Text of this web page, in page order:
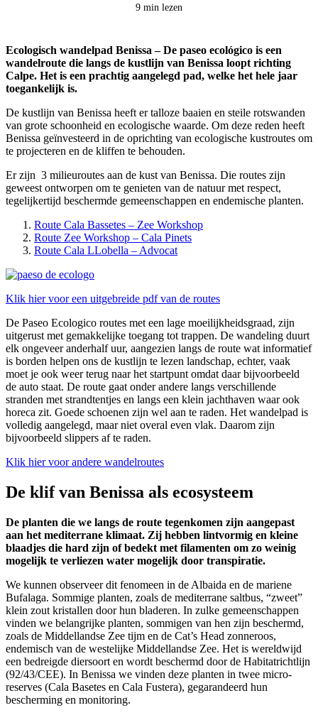
9 min lezen
Ecologisch wandelpad Benissa –De paseo ecológico is een
wandelroute die langs de kustlijn van Benissa loopt richting
Calpe. Het is een prachtig aangelegd pad, welke het hele jaar
toegankelijk is.
De kustlijn van Benissa heeft er talloze baaien en steile rotswanden
van grote schoonheid en ecologische waarde. Om deze reden heeft
Benissa geïnvesteerd in de oprichting van ecologische kustroutes om
te projecteren en de kliffen te behouden.
Er zijn 3 milieuroutes aan de kust van Benissa. Die routes zijn
geweest ontworpen om te genieten van de natuur met respect,
tegelijkertijd beschermde gemeenschappen en endemische planten.
Route Cala Bassetes – Zee Workshop
Route Zee Workshop – Cala Pinets
Route Cala LLobella – Advocat
Klik hier voor een uitgebreide pdf van de routes
De Paseo Ecologico routes met een lage moeilijkheidsgraad, zijn
uitgerust met gemakkelijke toegang tot trappen. De wandeling duurt
elk ongeveer anderhalf uur, aangezien langs de route wat informatief
is borden helpen ons de kustlijn te lezen landschap, echter, vaak
moet je ook weer terug naar het startpunt omdat daar bijvoorbeeld
de auto staat. De route gaat onder andere langs verschillende
stranden met strandtentjes en langs een klein jachthaven waar ook
horeca zit. Goede schoenen zijn wel aan te raden. Het wandelpad is
volledig aangelegd, maar niet overal even vlak. Daarom zijn
bijvoorbeeld slippers af te raden.
Klik hier voor andere wandelroutes
De klif van Benissa als ecosysteem
De planten die we langs de route tegenkomen zijn aangepast
aan het mediterrane klimaat. Zij hebben lintvormig en kleine
blaadjes die hard zijn of bedekt met filamenten om zo weinig
mogelijk te verliezen water mogelijk door transpiratie.
We kunnen observeer dit fenomeen in de Albaida en de mariene
Bufalaga. Sommige planten, zoals de mediterrane saltbus, “zweet”
klein zout kristallen door hun bladeren. In zulke gemeenschappen
vinden we belangrijke planten, sommigen van hen zijn beschermd,
zoals de Middellandse Zee tijm en de Cat’s Head zonneroos,
endemisch van de westelijke Middellandse Zee. Het is wereldwijd
een bedreigde diersoort en wordt beschermd door de Habitatrichtlijn
(92/43/CEE). In Benissa we vinden deze planten in twee micro-
reserves (Cala Basetes en Cala Fustera), gegarandeerd hun
bescherming en monitoring.